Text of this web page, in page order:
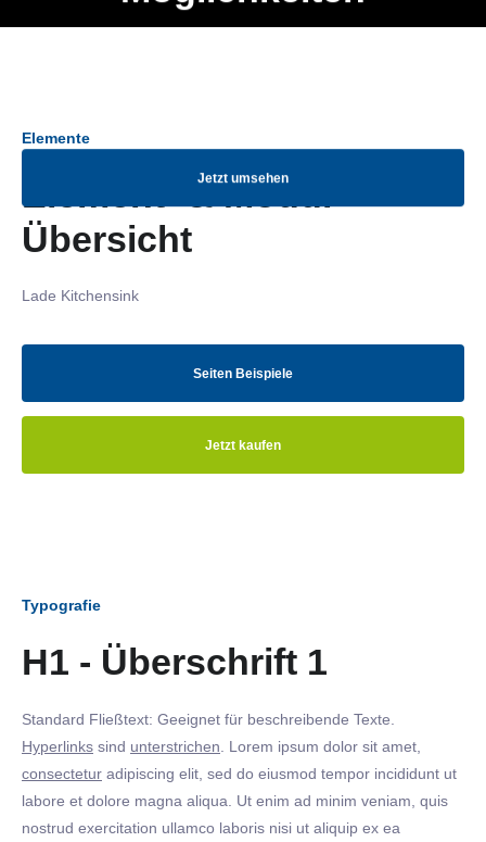
Jetzt umsehen
Elemente
Element- & Modul-
Übersicht
Lade Kitchensink
Seiten Beispiele
Jetzt kaufen
Typografie
H1 - Überschrift 1
Standard Fließtext: Geeignet für beschreibende Texte.
Hyperlinks sind unterstrichen . Lorem ipsum dolor sit amet,
consectetur adipiscing elit, sed do eiusmod tempor incididunt ut
labore et dolore magna aliqua. Ut enim ad minim veniam, quis
nostrud exercitation ullamco laboris nisi ut aliquip ex ea